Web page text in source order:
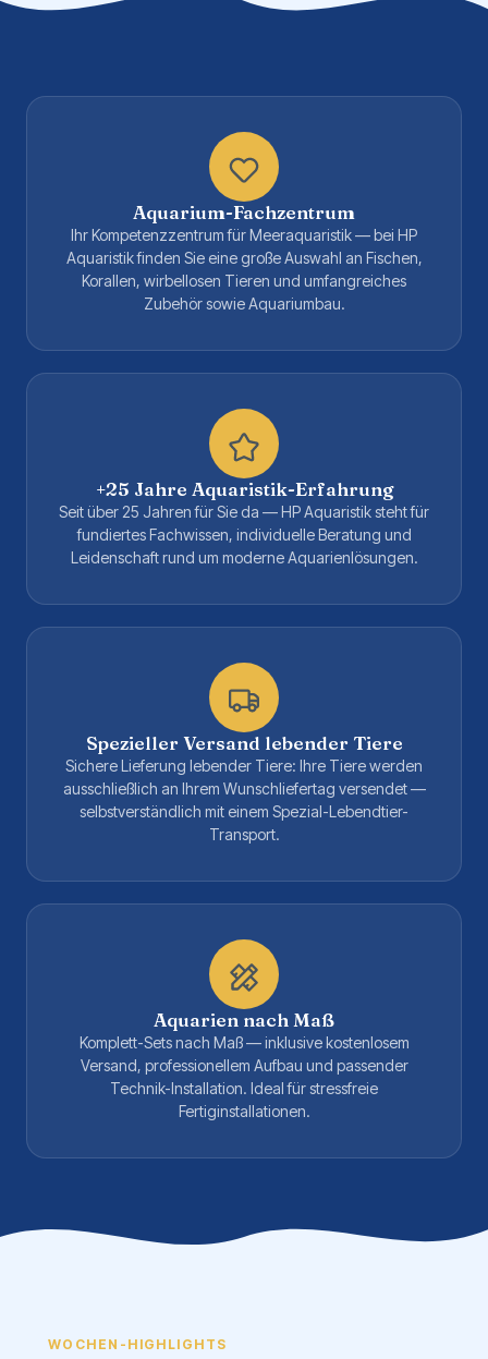
Aquarium-Fachzentrum
Ihr Kompetenzzentrum für Meeraquaristik — bei HP
Aquaristik finden Sie eine große Auswahl an Fischen,
Korallen, wirbellosen Tieren und umfangreiches
Zubehör sowie Aquariumbau.
+25 Jahre Aquaristik-Erfahrung
Seit über 25 Jahren für Sie da — HP Aquaristik steht für
fundiertes Fachwissen, individuelle Beratung und
Leidenschaft rund um moderne Aquarienlösungen.
Spezieller Versand lebender Tiere
Sichere Lieferung lebender Tiere: Ihre Tiere werden
ausschließlich an Ihrem Wunschliefertag versendet —
selbstverständlich mit einem Spezial-Lebendtier-
Transport.
Aquarien nach Maß
Komplett-Sets nach Maß — inklusive kostenlosem
Versand, professionellem Aufbau und passender
Technik-Installation. Ideal für stressfreie
Fertiginstallationen.
WOCHEN-HIGHLIGHTS